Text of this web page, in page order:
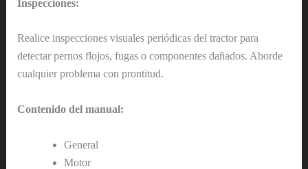
Inspecciones:
Realice inspecciones visuales periódicas del tractor para
detectar pernos flojos, fugas o componentes dañados. Aborde
cualquier problema con prontitud.
Contenido del manual:
General
Motor